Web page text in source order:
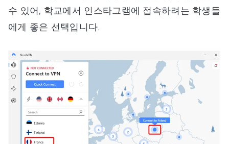
수 있어, 학교에서 인스타그램에 접속하려는 학생들
에게 좋은 선택입니다.